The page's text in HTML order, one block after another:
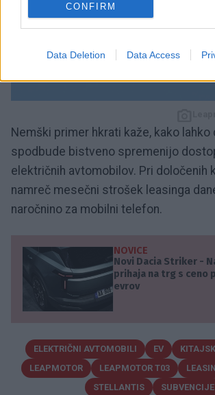
CONFIRM
Data Deletion Data Access
Nemški primer hkrati kaže, kako lahko
spodbude bistveno spremenijo
električnih avtomobilov. Pri določenih
namreč mesečni strošek leasinga
naročnino za mobilni telefon.
NOVICE
Novi Dacia Striker -
prihaja na trg s ceno
evrov
ELEKTRIČNI AVTOMOBILI EV
LEAPMOTOR
LEAPMOTOR T03
STELLANTIS
SUBVENCIJE